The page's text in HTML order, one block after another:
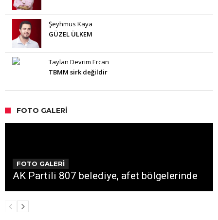
Şeyhmus Kaya
GÜZEL ÜLKEM
Taylan Devrim Ercan
TBMM sirk değildir
FOTO GALERI
FOTO GALERİ
AK Partili 807 belediye, afet bölgelerinde